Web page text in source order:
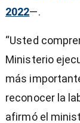
2022—.
“Usted
Ministerio
más
reconocer la
afirmó el